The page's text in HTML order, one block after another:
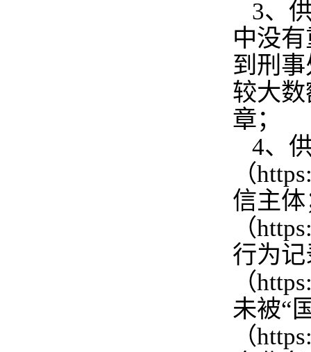
3、
中没
到刑
较大
章；
4、
（
信主
（
行为
（
未被“
（